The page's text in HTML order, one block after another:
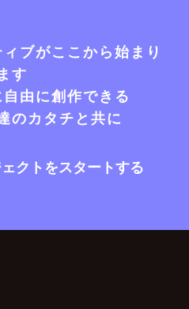
ブがここから始まり
す
由に創作できる
のカタチと共に
クトをスタートする